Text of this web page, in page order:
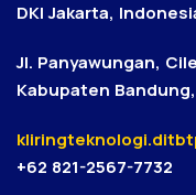
DKI Jakarta,
Jl. Panyawungan,
Kabupaten
+62 821-2567-7732